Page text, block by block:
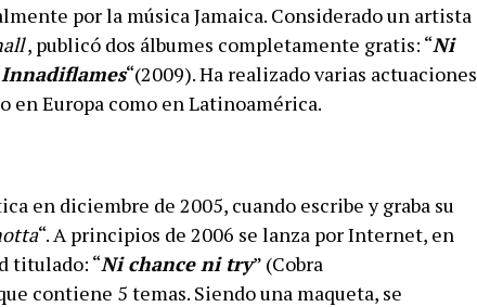
por la música Jamaica. Considerado un artista
, publicó dos álbumes completamente gratis: “Ni
Innadiflames“(2009). Ha realizado varias actuaciones
Europa como en Latinoamérica.
en diciembre de 2005, cuando escribe y graba su
“. A principios de 2006 se lanza por Internet, en
titulado: “Ni chance ni try” (Cobra
contiene 5 temas. Siendo una maqueta, se